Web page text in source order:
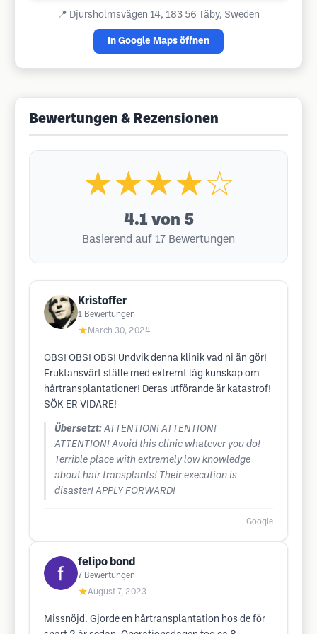
📍 Djursholmsvägen 14, 183 56 Täby, Sweden
In Google Maps öffnen
Bewertungen & Rezensionen
★★★★☆
4.1 von 5
Basierend auf 17 Bewertungen
Kristoffer
1 Bewertungen
★ March 30, 2024
OBS! OBS! OBS! Undvik denna klinik vad ni än gör!
Fruktansvärt ställe med extremt låg kunskap om
hårtransplantationer! Deras utförande är katastrof!
SÖK ER VIDARE!
Übersetzt: ATTENTION! ATTENTION!
ATTENTION! Avoid this clinic whatever you do!
Terrible place with extremely low knowledge
about hair transplants! Their execution is
disaster! APPLY FORWARD!
Google
felipo bond
7 Bewertungen
★August 7, 2023
Missnöjd. Gjorde en hårtransplantation hos de för